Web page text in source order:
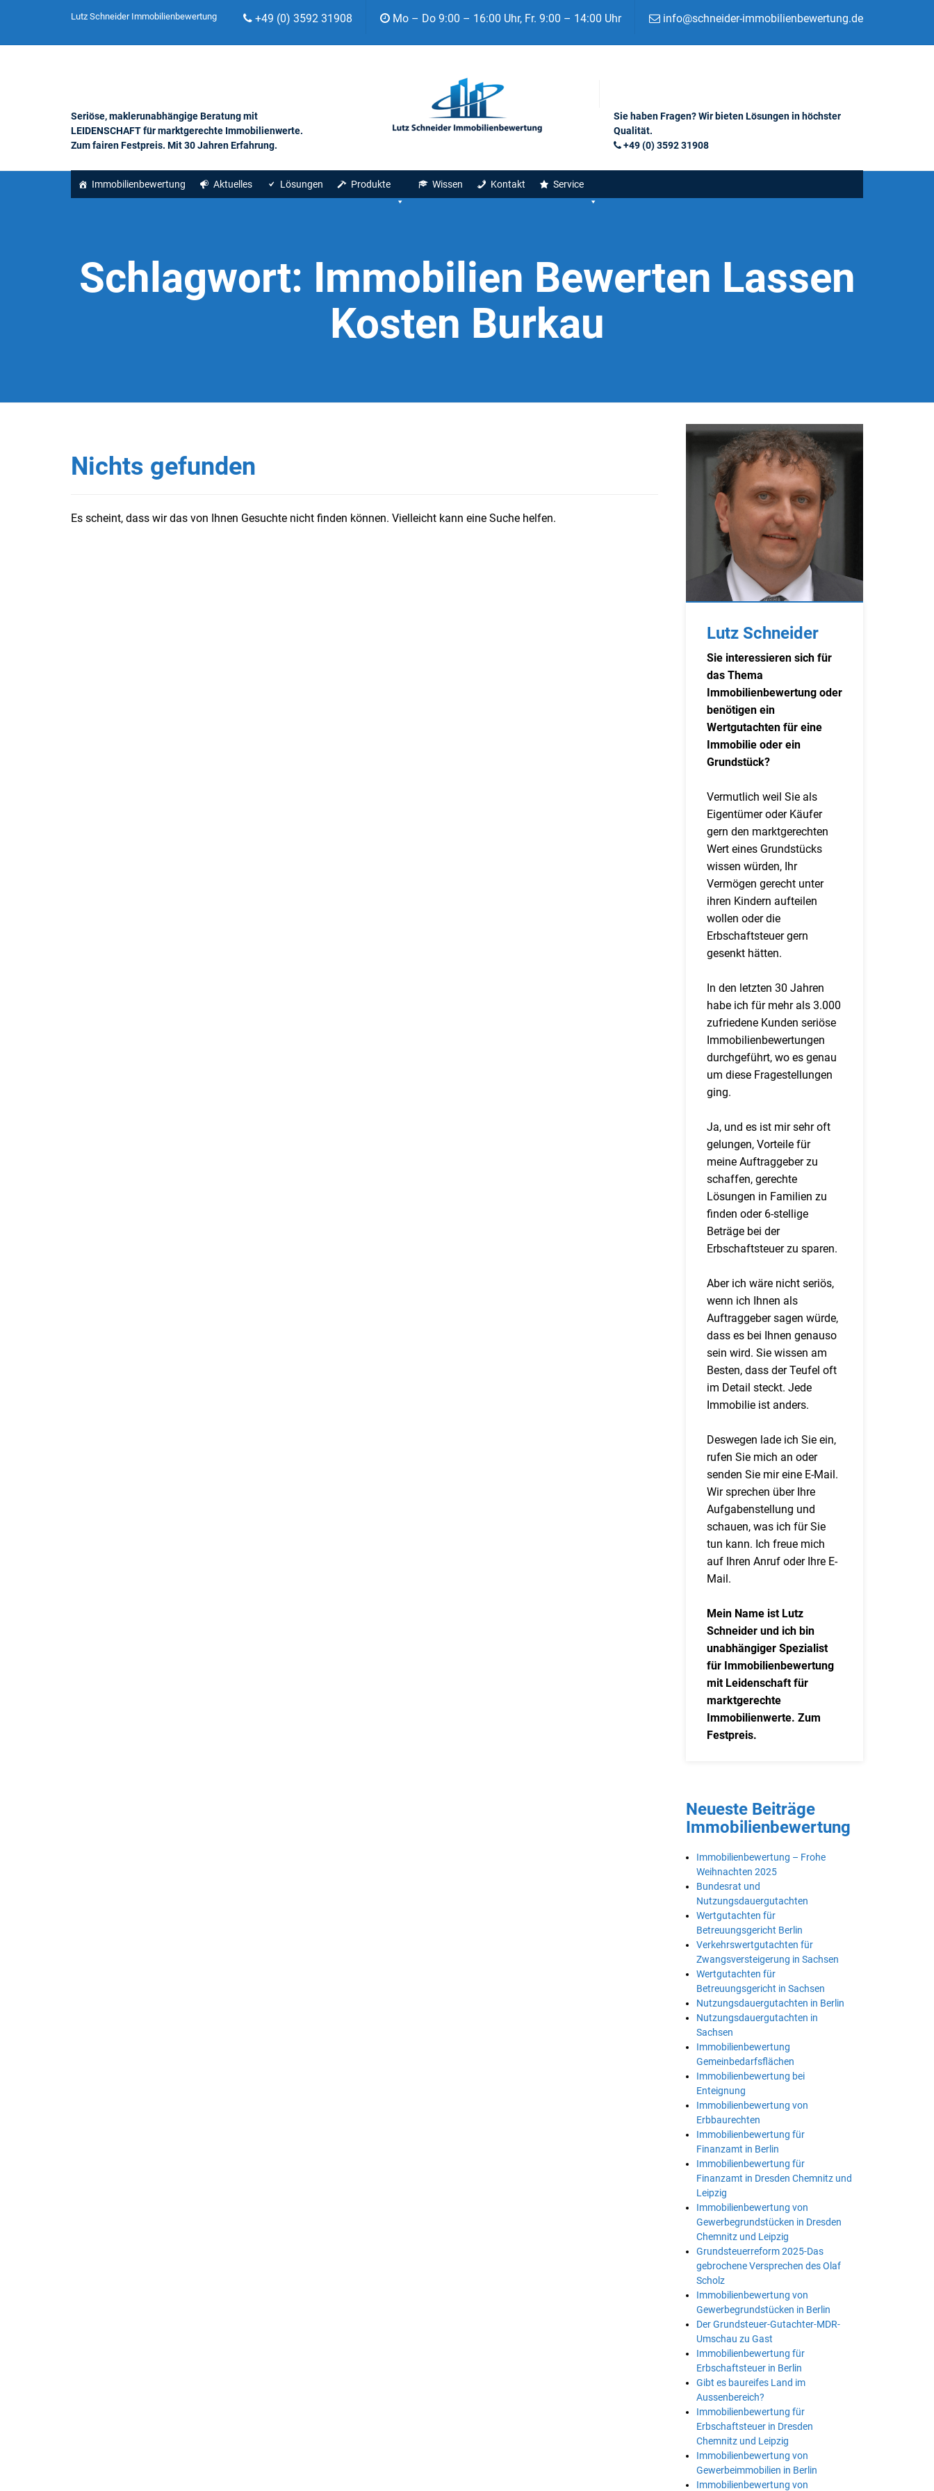
Lutz Schneider Immobilienbewertung +49 (0) 3592 31908 Mo – Do 9:00 – 16:00 Uhr, Fr. 9:00 – 14:00 Uhr info@schneider-immobilienbewertung.de
Seriöse, maklerunabhängige Beratung mit
LEIDENSCHAFT für marktgerechte Immobilienwerte.
Zum fairen Festpreis. Mit 30 Jahren Erfahrung.
Sie haben Fragen? Wir bieten Lösungen in höchster
Qualität.
+49 (0) 3592 31908
Immobilienbewertung Aktuelles Lösungen Produkte Wissen Kontakt Service
Schlagwort: Immobilien Bewerten Lassen
Kosten Burkau
Nichts gefunden
Es scheint, dass wir das von Ihnen Gesuchte nicht finden können. Vielleicht kann eine Suche helfen.
Lutz Schneider
Sie interessieren sich für
das Thema
Immobilienbewertung oder
benötigen ein
Wertgutachten für eine
Immobilie oder ein
Grundstück?
Vermutlich weil Sie als
Eigentümer oder Käufer
gern den marktgerechten
Wert eines Grundstücks
wissen würden, Ihr
Vermögen gerecht unter
ihren Kindern aufteilen
wollen oder die
Erbschaftsteuer gern
gesenkt hätten.
In den letzten 30 Jahren
habe ich für mehr als 3.000
zufriedene Kunden seriöse
Immobilienbewertungen
durchgeführt, wo es genau
um diese Fragestellungen
ging.
Ja, und es ist mir sehr oft
gelungen, Vorteile für
meine Auftraggeber zu
schaffen, gerechte
Lösungen in Familien zu
finden oder 6-stellige
Beträge bei der
Erbschaftsteuer zu sparen.
Aber ich wäre nicht seriös,
wenn ich Ihnen als
Auftraggeber sagen würde,
dass es bei Ihnen genauso
sein wird. Sie wissen am
Besten, dass der Teufel oft
im Detail steckt. Jede
Immobilie ist anders.
Deswegen lade ich Sie ein,
rufen Sie mich an oder
senden Sie mir eine E-Mail.
Wir sprechen über Ihre
Aufgabenstellung und
schauen, was ich für Sie
tun kann. Ich freue mich
auf Ihren Anruf oder Ihre E-
Mail.
Mein Name ist Lutz
Schneider und ich bin
unabhängiger Spezialist
für Immobilienbewertung
mit Leidenschaft für
marktgerechte
Immobilienwerte. Zum
Festpreis.
Neueste Beiträge
Immobilienbewertung
Immobilienbewertung – Frohe
Weihnachten 2025
Bundesrat und
Nutzungsdauergutachten
Wertgutachten für
Betreuungsgericht Berlin
Verkehrswertgutachten für
Zwangsversteigerung in Sachsen
Wertgutachten für
Betreuungsgericht in Sachsen
Nutzungsdauergutachten in Berlin
Nutzungsdauergutachten in
Sachsen
Immobilienbewertung
Gemeinbedarfsflächen
Immobilienbewertung bei
Enteignung
Immobilienbewertung von
Erbbaurechten
Immobilienbewertung für
Finanzamt in Berlin
Immobilienbewertung für
Finanzamt in Dresden Chemnitz und
Leipzig
Immobilienbewertung von
Gewerbegrundstücken in Dresden
Chemnitz und Leipzig
Grundsteuerreform 2025-Das
gebrochene Versprechen des Olaf
Scholz
Immobilienbewertung von
Gewerbegrundstücken in Berlin
Der Grundsteuer-Gutachter-MDR-
Umschau zu Gast
Immobilienbewertung für
Erbschaftsteuer in Berlin
Gibt es baureifes Land im
Aussenbereich?
Immobilienbewertung für
Erbschaftsteuer in Dresden
Chemnitz und Leipzig
Immobilienbewertung von
Gewerbeimmobilien in Berlin
Immobilienbewertung von